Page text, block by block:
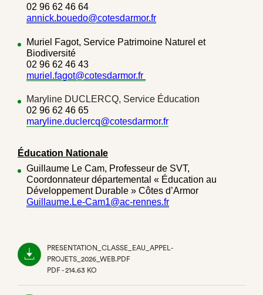
02 96 62 46 64
annick.bouedo@cotesdarmor.fr
Muriel Fagot, Service Patrimoine Naturel et
Biodiversité
02 96 62 46 43
muriel.fagot@cotesdarmor.fr
Maryline DUCLERCQ, Service Éducation
02 96 62 46 65
maryline.duclercq@cotesdarmor.fr
Éducation Nationale
Guillaume Le Cam, Professeur de SVT,
Coordonnateur départemental « Éducation au
Développement Durable » Côtes d’Armor
Guillaume.Le-Cam1@ac-rennes.fr
PRESENTATION_CLASSE_EAU_APPEL-
PROJETS_2026_WEB.PDF
PDF - 214.63 KO